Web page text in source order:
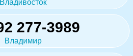
Владивосток
277-3989
Владимир